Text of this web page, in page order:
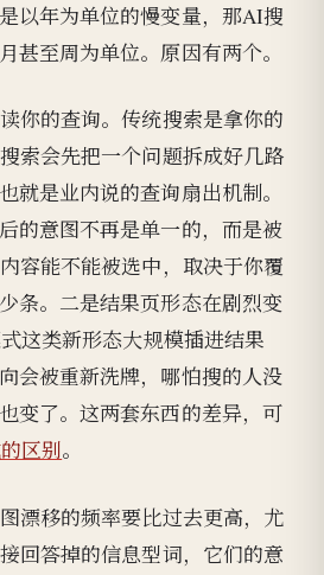
以年为单位的慢变量，那AI搜
甚至周为单位。原因有两个。
你的查询。传统搜索是拿你的
索会先把一个问题拆成好几路
就是业内说的查询扇出机制。
的意图不再是单一的，而是被
容能不能被选中，取决于你覆
条。二是结果页形态在剧烈变
这类新形态大规模插进结果
会被重新洗牌，哪怕搜的人没
变了。这两套东西的差异，可
区别。
漂移的频率要比过去更高，尤
回答掉的信息型词，它们的意